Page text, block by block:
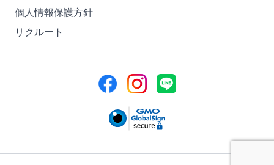
個人情報保護方針
リクルート